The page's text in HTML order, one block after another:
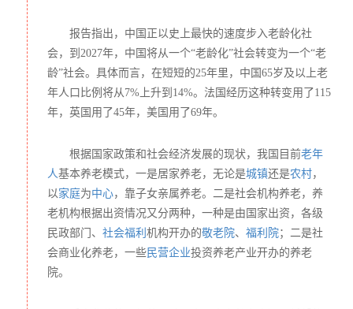
模式的研究、推广和实践和部门，有多年在社区接触养老和
居家养老的积累，对作为现在养方式之一的机构养老方式的
社会需求，及其迫切性和不足之处，都有深入的了解。
2021年8月-2022年8月，以全国范围内的募捐工作为重点，
在公募平台开展线上公募，并同时在线下进行劝募和理念的
推广活动动，邀请相关的机构参与到公益养老的探索进行中
来，资金的需求是本项目的基础和重点；
2021年8月-2021年11月，浙江省内和省外各选点至少二
个，进行社会环境调研，了解当前机构养老的现状，取得老
年事业相关机构及对公益养老资助工程项目的支持，争取召
开一系列的座谈会、研讨会。制订公益养老资助工程项目募
捐计划、起草公益养老资助工程项目操作手册，联络浙江省
内外相关机构的同时，在社会大众中扩大影响，并在社会各
关键节点开展问卷等形式的调查。争取在这个时间内取得社
会对公益养老资助工程项目理念的认同。
2021年11月-2022年1月，对公益养老资助工程项目的宣传
工作展开重点策划与实施，开始正式对接相关养老机构，对
申报的养老机构进行调研，作出具体的资助方案，并在此期
报告指出，中国正以史上最快的速度步入老龄化社
会，到 2027年，中国将从一个“老龄化”社会转变为一个“老
龄”社会。具体而言，在短短的25年里，中国65岁及以上老
年人口比例将从7%上升到14%。法国经历这种转变用了115
年，英国用了45年，美国用了69年。
根据国家政策和社会经济发展的现状，我国目前老年
人基本养老模式，一是居家养老，无论是城镇还是农村，
以家庭为中心，靠子女亲属养老。二是社会机构养老，养
老机构根据出资情况又分两种，一种是由国家出资，各级
民政部门、 社会福利 机构开办的敬老院、 福利院；二是社
会商业化养老，一些民营企业投资养老产业开办的养老
院。